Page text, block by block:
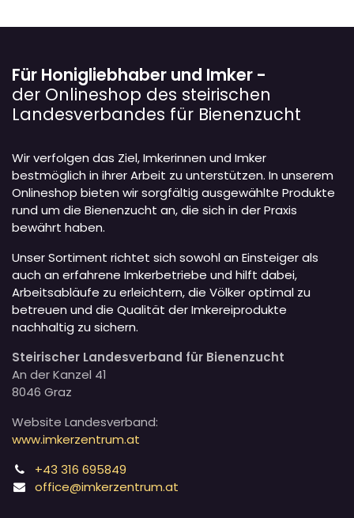
Für Honigliebhaber und Imker -
der Onlineshop des steirischen
Landesverbandes für Bienenzucht
Wir verfolgen das Ziel, Imkerinnen und Imker
bestmöglich in ihrer Arbeit zu unterstützen. In unserem
Onlineshop bieten wir sorgfältig ausgewählte Produkte
rund um die Bienenzucht an, die sich in der Praxis
bewährt haben.
Unser Sortiment richtet sich sowohl an Einsteiger als
auch an erfahrene Imkerbetriebe und hilft dabei,
Arbeitsabläufe zu erleichtern, die Völker optimal zu
betreuen und die Qualität der Imkereiprodukte
nachhaltig zu sichern.
Steirischer Landesverband für Bienenzucht
An der Kanzel 41
8046 Graz
Website Landesverband:
www.imkerzentrum.at
+43 316 695849
office@imkerzentrum.at